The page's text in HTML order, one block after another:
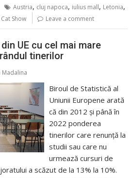
Austria, cluj napoca, iulius mall, Letonia,
Show Leave a comment
UE cu cel mai mare
tinerilor
Madalina
Biroul de Statistică al
Uniunii Europene arată
că din 2012 și până în
2022 ponderea
tinerilor care renunță la
studii sau care nu
urmează cursuri de
a scăzut de la 13% la 10%.